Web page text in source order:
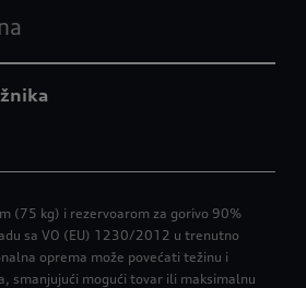
(75 kg) i rezervoarom za gorivo 90%
sa VO (EU) 1230/2012 u trenutno
oprema može povećati težinu i
smanjujući mogući tovar ili maksimalnu